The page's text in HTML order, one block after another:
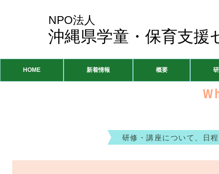
NPO法人
沖縄県学童・保育支援
HOME 新着情報 概要
研修・講座について、日